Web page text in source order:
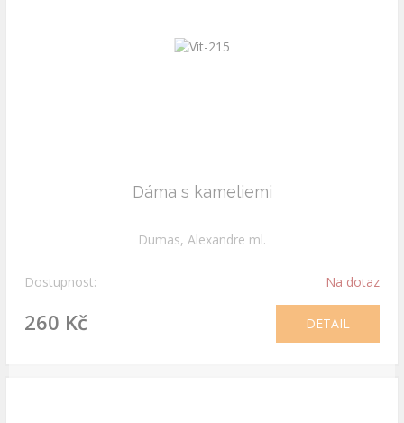
Dáma s kameliemi
Dumas, Alexandre ml.
Dostupnost: Na dotaz
260 Kč DETAIL